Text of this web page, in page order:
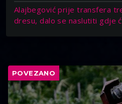
Alajbegović prije transfera
dresu, dalo se naslutiti gdje
POVEZANO